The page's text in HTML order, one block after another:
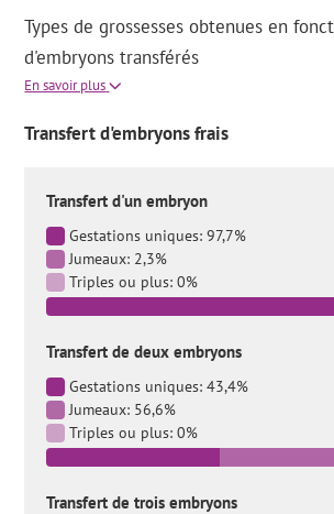
Types de grossesses obtenues en
d'embryons transférés
En savoir plus
Transfert d'embryons frais
Transfert d'un embryon
Gestations uniques: 97,7%
Jumeaux: 2,3%
Triples ou plus: 0%
Transfert de deux embryons
Gestations uniques: 43,4%
Jumeaux: 56,6%
Triples ou plus: 0%
Transfert de trois embryons